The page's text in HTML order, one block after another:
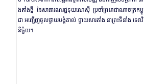
ងតាំងថ្មី នៃសាធារណរដ្ឋទុយណេស៊ី ប្រចាំព្រះរាជា​ណាចក្រកម្ពុ
ជា អញ្ជើញចូលថ្វាយបង្គំគាល់ ថ្វាយសារតាំង នាព្រះទីនាំង ទេវាវិ
និច្ឆ័យ។